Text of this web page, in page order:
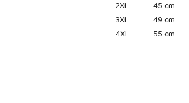
2XL
45 cm
3XL
49 cm
4XL
55 cm